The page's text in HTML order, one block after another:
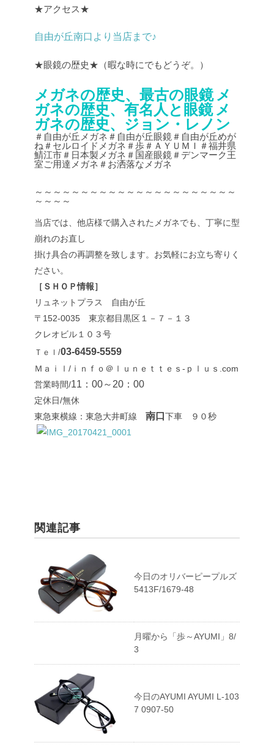
★アクセス★
自由が丘南口より当店まで♪
★眼鏡の歴史★（暇な時にでもどうぞ。）
メガネの歴史、最古の眼鏡 メ
ガネの歴史、有名人と眼鏡 メ
ガネの歴史、ジョン・レノン
＃自由が丘メガネ＃自由が丘眼鏡＃自由が丘めが
ね＃セルロイドメガネ＃歩＃ＡＹＵＭＩ＃福井県
鯖江市＃日本製メガネ＃国産眼鏡＃デンマーク王
室ご用達メガネ＃お洒落なメガネ
～～～～～～～～～～～～～～～～～～～～～～
～～～～
当店では、他店様で購入されたメガネでも、丁寧に型
崩れのお直し
掛け具合の再調整を致します。お気軽にお立ち寄りく
ださい。
［ＳＨＯＰ情報］
リュネットプラス 自由が丘
〒152-0035 東京都目黒区１－７－１３
クレオビル１０３号
Ｔｅｌ/03-6459-5559
Ｍａｉｌ/ｉｎｆｏ＠ｌｕｎｅｔｔｅｓ-ｐｌｕｓ.com
営業時間/11：00～20：00
定休日/無休
東急東横線：東急大井町線 南口 下車 ９０秒
関連記事
今日のオリバーピープルズ
5413F/1679-48
月曜から「歩～AYUMI」8/
3
今日のAYUMI AYUMI L-103
7 0907-50